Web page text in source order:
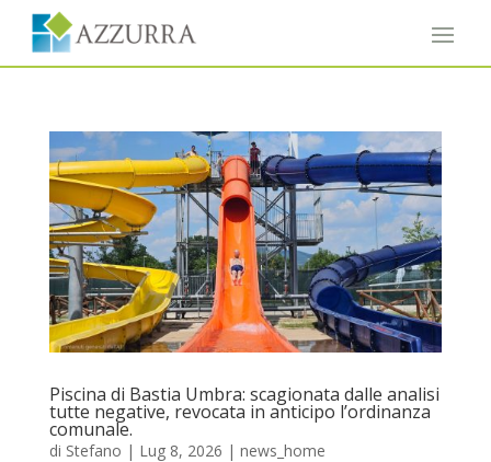
Piscina di Bastia Umbra: scagionata dalle analisi
tutte negative, revocata in anticipo l’ordinanza
comunale.
di Stefano | Lug 8, 2026 | news_home